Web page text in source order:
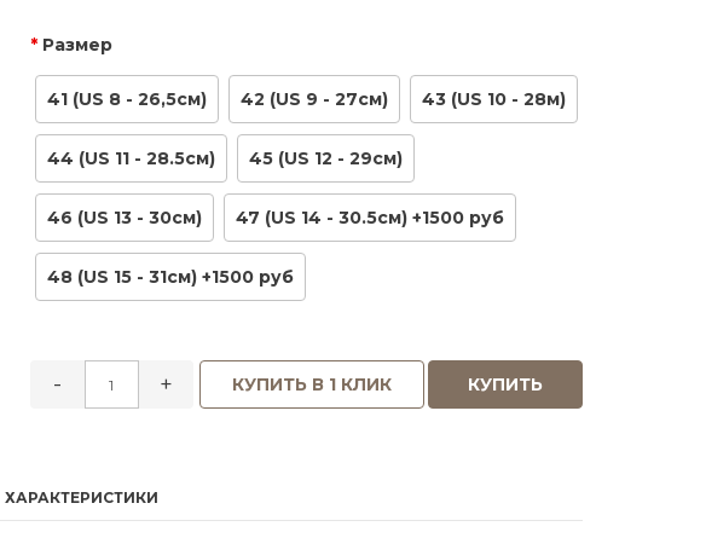
Размер
41 (US 8 - 26,5см) 42 (US 9 - 27см) 43 (US 10 - 28м)
44 (US 11 - 28.5см) 45 (US 12 - 29см)
46 (US 13 - 30см) 47 (US 14 - 30.5см) +1500 руб
48 (US 15 - 31см) +1500 руб
- + КУПИТЬ В 1 КЛИК КУПИТЬ
ХАРАКТЕРИСТИКИ